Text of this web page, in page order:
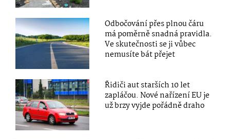
Odbočování přes plnou čáru
má poměrně snadná pravidla.
Ve skutečnosti se ji vůbec
nemusíte bát přejet
Řidiči aut starších 10 let
zapláčou. Nové nařízení EU je
už brzy vyjde pořádně draho